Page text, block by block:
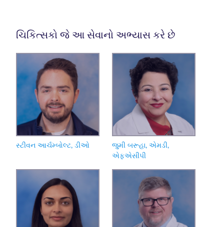
ચિકિત્સકો જે આ સેવાનો અભ્યાસ કરે છે
સ્ટીવન આર્ચમ્બોલ્ટ, ડીઓ
જુમી બરૂહા, એમડી,
એફએસીપી